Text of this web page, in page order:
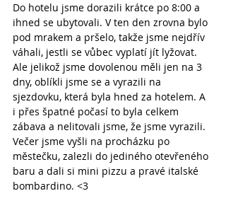
Do hotelu jsme dorazili krátce po 8:00 a
ihned se ubytovali. V ten den zrovna bylo
pod mrakem a pršelo, takže jsme nejdřív
váhali, jestli se vůbec vyplatí jít lyžovat.
Ale jelikož jsme dovolenou měli jen na 3
dny, oblíkli jsme se a vyrazili na
sjezdovku, která byla hned za hotelem. A
i přes špatné počasí to byla celkem
zábava a nelitovali jsme, že jsme vyrazili.
Večer jsme vyšli na procházku po
městečku, zalezli do jediného otevřeného
baru a dali si mini pizzu a pravé italské
bombardino. <3